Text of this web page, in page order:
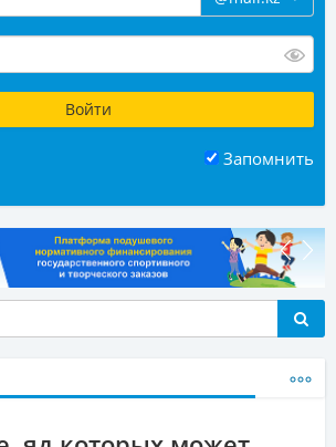
Запомнить